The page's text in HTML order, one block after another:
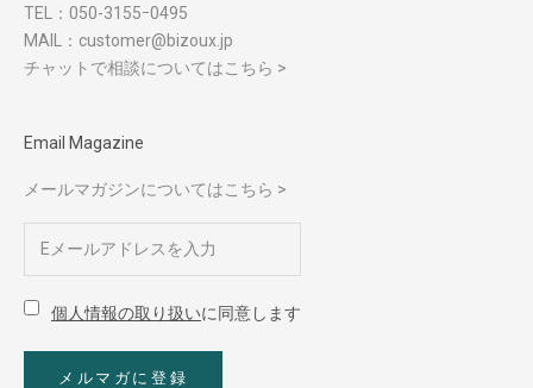
TEL： 050-3155ｰ0495
MAIL： customer@bizoux.jp
チャットで相談についてはこちら >
Email Magazine
メールマガジンについてはこちら >
個人情報の取り扱いに同意します
メルマガに登録